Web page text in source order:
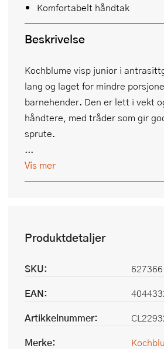
Komfortabelt håndtak
Beskrivelse
Kochblume visp junior i
lang og laget for mindre
barnehender. Den er lett i vekt
håndtere, med tråder som gir
sprute.
...
Vis mer
Produktdetaljer
SKU:
627366
EAN:
Artikkelnummer:
Merke: